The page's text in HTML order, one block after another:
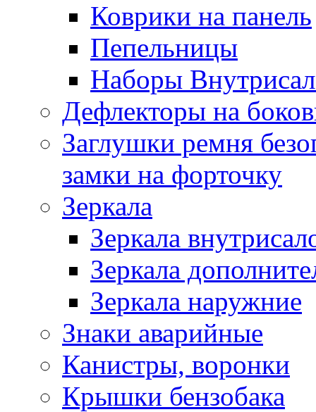
Коврики на панель
Пепельницы
Наборы
Дефлекторы на
Заглушки ремня
замки на форточку
Зеркала
Зеркала
Зеркала
Зеркала наружние
Знаки аварийные
Канистры, воронки
Крышки бензобака